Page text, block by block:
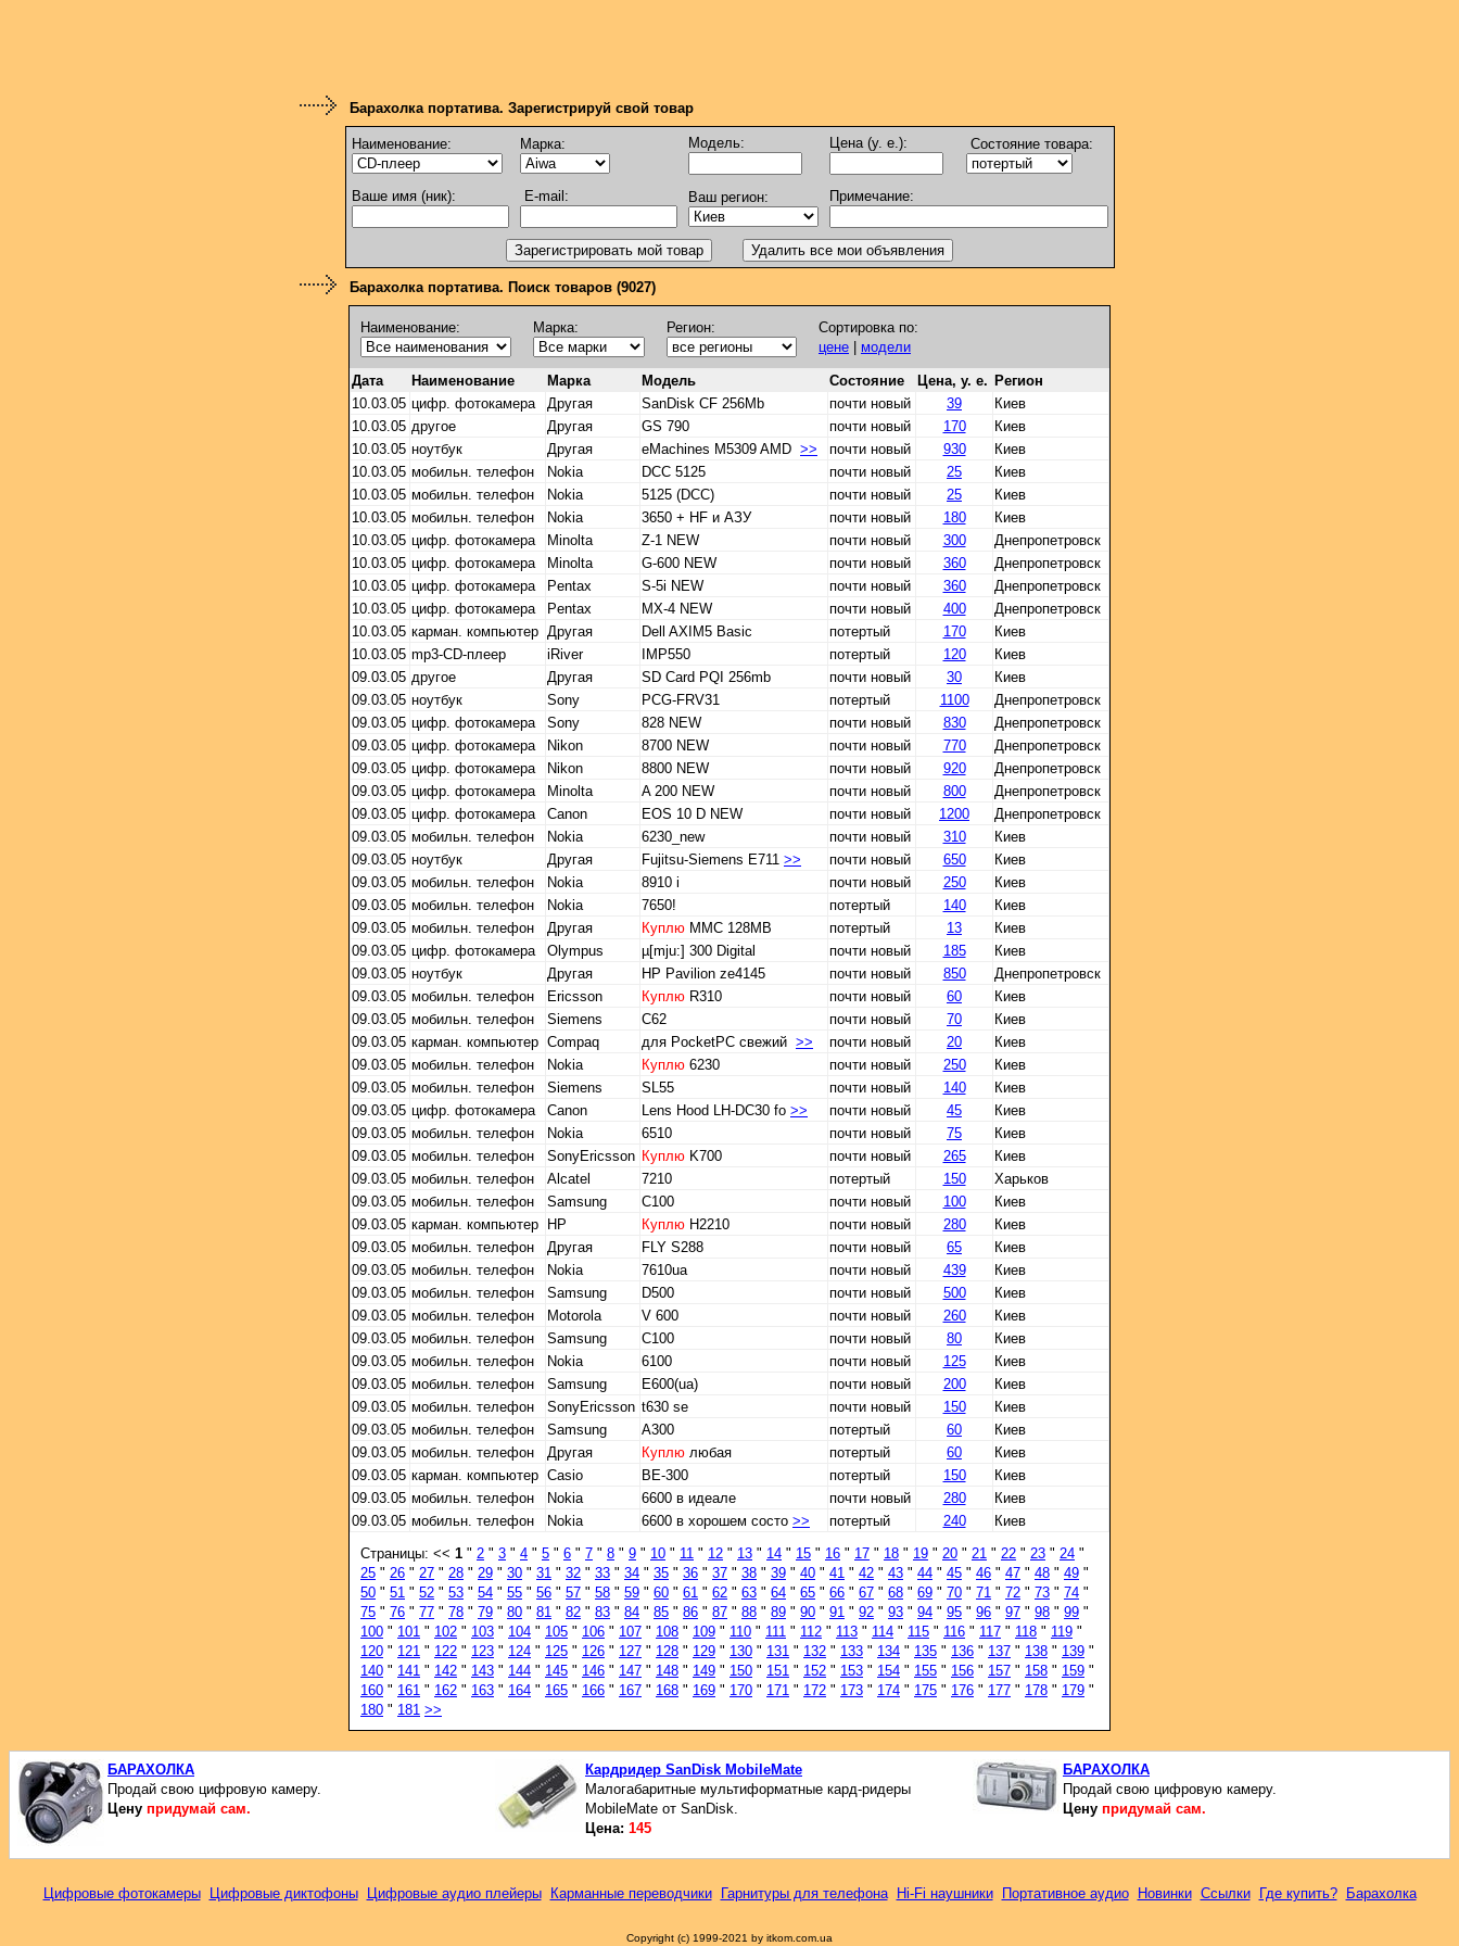
Барахолка портатива. Зарегистрируй свой товар
Наименование: Марка: Модель: Цена (у. е.): Состояние товара:
Ваше имя (ник): E-mail: Ваш регион: Примечание:
Барахолка портатива. Поиск товаров (9027)
Наименование: Марка: Регион:
Сортировка по:
цене
модели
Дата Наименование Марка Модель Состояние Цена, у. е. Регион
10.03.05 цифр. фотокамера Другая SanDisk CF 256Mb почти новый 39
Киев
10.03.05 другое Другая GS 790 почти новый 170
Киев
10.03.05 ноутбук Другая eMachines M5309 AMD >> почти новый 930
Киев
10.03.05 мобильн. телефон Nokia DCC 5125 почти новый 25
Киев
10.03.05 мобильн. телефон Nokia 5125 (DCC) почти новый 25
Киев
10.03.05 мобильн. телефон Nokia 3650 + HF и АЗУ почти новый 180
Киев
10.03.05 цифр. фотокамера Minolta Z-1 NEW почти новый 300
Днепропетровск
10.03.05 цифр. фотокамера Minolta G-600 NEW почти новый 360
Днепропетровск
10.03.05 цифр. фотокамера Pentax S-5i NEW почти новый 360
Днепропетровск
10.03.05 цифр. фотокамера Pentax MX-4 NEW почти новый 400
Днепропетровск
10.03.05 карман. компьютер Другая Dell AXIM5 Basic потертый 170
Киев
10.03.05 mp3-CD-плеер iRiver IMP550 потертый 120
Киев
09.03.05 другое Другая SD Card PQI 256mb почти новый 30
Киев
09.03.05 ноутбук Sony PCG-FRV31 потертый 1100
Днепропетровск
09.03.05 цифр. фотокамера Sony 828 NEW почти новый 830
Днепропетровск
09.03.05 цифр. фотокамера Nikon 8700 NEW почти новый 770
Днепропетровск
09.03.05 цифр. фотокамера Nikon 8800 NEW почти новый 920
Днепропетровск
09.03.05 цифр. фотокамера Minolta A 200 NEW почти новый 800
Днепропетровск
09.03.05 цифр. фотокамера Canon EOS 10 D NEW почти новый 1200
Днепропетровск
09.03.05 мобильн. телефон Nokia 6230_new почти новый 310
Киев
09.03.05 ноутбук Другая Fujitsu-Siemens E711 >> почти новый 650
Киев
09.03.05 мобильн. телефон Nokia 8910 i почти новый 250
Киев
09.03.05 мобильн. телефон Nokia 7650! потертый 140
Киев
09.03.05 мобильн. телефон Другая Куплю ММС 128МB потертый 13
Киев
09.03.05 цифр. фотокамера Olympus µ[mju:] 300 Digital почти новый 185
Киев
09.03.05 ноутбук Другая HP Pavilion ze4145 почти новый 850
Днепропетровск
09.03.05 мобильн. телефон Ericsson Куплю R310 почти новый 60
Киев
09.03.05 мобильн. телефон Siemens C62 почти новый 70
Киев
09.03.05 карман. компьютер Compaq для PocketPC свежий >> почти новый 20
Киев
09.03.05 мобильн. телефон Nokia Куплю 6230 почти новый 250
Киев
09.03.05 мобильн. телефон Siemens SL55 почти новый 140
Киев
09.03.05 цифр. фотокамера Canon Lens Hood LH-DC30 fo >> почти новый 45
Киев
09.03.05 мобильн. телефон Nokia 6510 почти новый 75
Киев
09.03.05 мобильн. телефон SonyEricsson Куплю K700 почти новый 265
Киев
09.03.05 мобильн. телефон Alcatel 7210 потертый 150
Харьков
09.03.05 мобильн. телефон Samsung C100 почти новый 100
Киев
09.03.05 карман. компьютер HP Куплю H2210 почти новый 280
Киев
09.03.05 мобильн. телефон Другая FLY S288 почти новый 65
Киев
09.03.05 мобильн. телефон Nokia 7610ua почти новый 439
Киев
09.03.05 мобильн. телефон Samsung D500 почти новый 500
Киев
09.03.05 мобильн. телефон Motorola V 600 почти новый 260
Киев
09.03.05 мобильн. телефон Samsung С100 почти новый 80
Киев
09.03.05 мобильн. телефон Nokia 6100 почти новый 125
Киев
09.03.05 мобильн. телефон Samsung E600(ua) почти новый 200
Киев
09.03.05 мобильн. телефон SonyEricsson t630 se почти новый 150
Киев
09.03.05 мобильн. телефон Samsung A300 потертый 60
Киев
09.03.05 мобильн. телефон Другая Куплю любая потертый 60
Киев
09.03.05 карман. компьютер Casio BE-300 потертый 150
Киев
09.03.05 мобильн. телефон Nokia 6600 в идеале почти новый 280
Киев
09.03.05 мобильн. телефон Nokia 6600 в хорошем состо >> потертый 240
Киев
Страницы: << 1 " 2 " 3 " 4 " 5 " 6 " 7 " 8 " 9 " 10 " 11 " 12 " 13 " 14 " 15 " 16 " 17 " 18 " 19 " 20 " 21 " 22 " 23 " 24 "
25 " 26 " 27 " 28 " 29 " 30 " 31 " 32 " 33 " 34 " 35 " 36 " 37 " 38 " 39 " 40 " 41 " 42 " 43 " 44 " 45 " 46 " 47 " 48 " 49 "
50 " 51 " 52 " 53 " 54 " 55 " 56 " 57 " 58 " 59 " 60 " 61 " 62 " 63 " 64 " 65 " 66 " 67 " 68 " 69 " 70 " 71 " 72 " 73 " 74 "
75 " 76 " 77 " 78 " 79 " 80 " 81 " 82 " 83 " 84 " 85 " 86 " 87 " 88 " 89 " 90 " 91 " 92 " 93 " 94 " 95 " 96 " 97 " 98 " 99 "
100 " 101 " 102 " 103 " 104 " 105 " 106 " 107 " 108 " 109 " 110 " 111 " 112 " 113 " 114 " 115 " 116 " 117 " 118 " 119 "
120 " 121 " 122 " 123 " 124 " 125 " 126 " 127 " 128 " 129 " 130 " 131 " 132 " 133 " 134 " 135 " 136 " 137 " 138 " 139 "
140 " 141 " 142 " 143 " 144 " 145 " 146 " 147 " 148 " 149 " 150 " 151 " 152 " 153 " 154 " 155 " 156 " 157 " 158 " 159 "
160 " 161 " 162 " 163 " 164 " 165 " 166 " 167 " 168 " 169 " 170 " 171 " 172 " 173 " 174 " 175 " 176 " 177 " 178 " 179 "
180 " 181 >>
БАРАХОЛКА
Продай свою цифровую камеру.
Цену придумай сам.
Кардридер SanDisk MobileMate
Малогабаритные мультиформатные кард-ридеры
MobileMate от SanDisk.
Цена: 145
БАРАХОЛКА
Продай свою цифровую камеру.
Цену придумай сам.
Цифровые фотокамеры Цифровые диктофоны Цифровые аудио плейеры Карманные переводчики Гарнитуры для телефона Hi-Fi наушники Портативное аудио Новинки Ссылки Где купить? Барахолка
Copyright (c) 1999-2021 by itkom.com.ua